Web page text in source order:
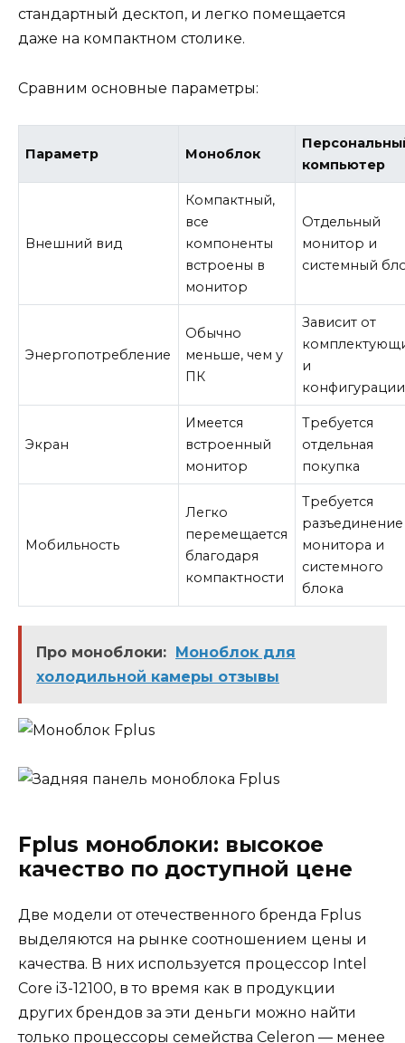
стандартный десктоп, и легко помещается
даже на компактном столике.
Сравним основные параметры:
Параметр Моноблок
компьютер
Внешний вид
Компактный,
все
компоненты
встроены в
монитор
Отдельный
монитор и
системный
Энергопотребление
Обычно
меньше, чем у
ПК
Зависит от
и
конфигурации
Экран
Имеется
встроенный
монитор
Требуется
отдельная
покупка
Мобильность
Легко
перемещается
благодаря
компактности
Требуется
разъединение
монитора и
системного
блока
Про моноблоки:
Моноблок для
холодильной камеры отзывы
Fplus моноблоки: высокое
качество по доступной цене
Две модели от отечественного бренда Fplus
выделяются на рынке соотношением цены и
качества. В них используется процессор Intel
Core i3-12100, в то время как в продукции
других брендов за эти деньги можно найти
только процессоры семейства Celeron — менее